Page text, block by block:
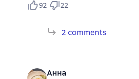
92 22
2 comments
Анна